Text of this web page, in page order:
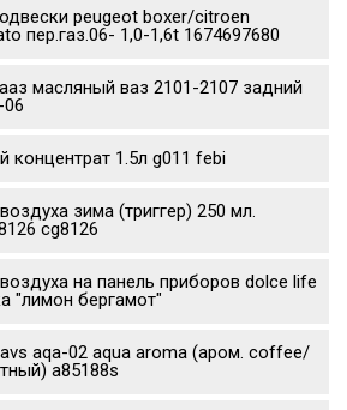
peugeot boxer/citroen
пер.газ.06- 1,0-1,6t 1674697680
масляный ваз 2101-2107 задний
концентрат 1.5л g011 febi
зима (триггер) 250 мл.
cg8126
на панель приборов dolce life
"лимон бергамот"
aqa-02 aqua aroma (аром. coffee/
a85188s